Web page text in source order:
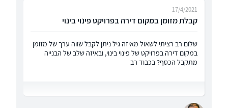
קבלת מזומן במקום דירה בפרויקט פינוי בינוי
17/4/2021
שלום רב רציתי לשאול מאיזה גיל ניתן לקבל שווה ערך של מזומן
במקום דירה בפרויקט של פינוי בינוי, ובאיזה שלב של הבנייה
מתקבל הכסף? בכבוד רב